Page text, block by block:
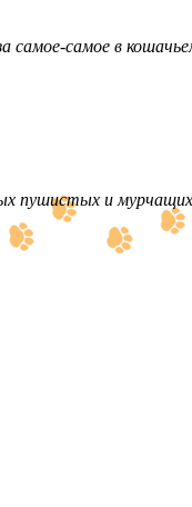
самое-самое в
пушистых и мурчащих